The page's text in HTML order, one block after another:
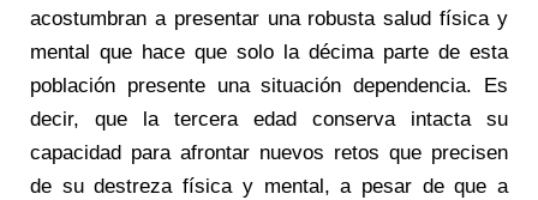
acostumbran a presentar una robusta salud física y
mental que hace que solo la décima parte de esta
población presente una situación dependencia. Es
decir, que la tercera edad conserva intacta su
capacidad para afrontar nuevos retos que precisen
de su destreza física y mental, a pesar de que a